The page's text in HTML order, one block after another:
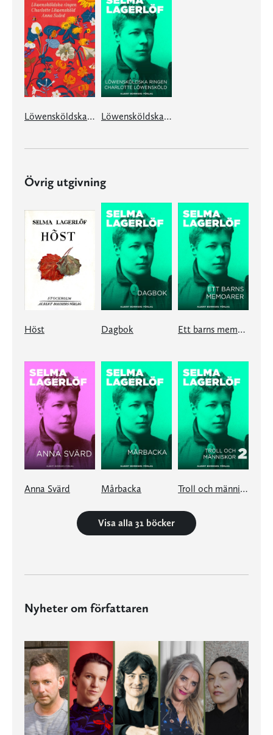
Löwensköldska ringen ; Charlotte Löwensköld ; Anna Svärd Löwensköldska ringen ; Charlotte Löwensköld
Övrig utgivning
Höst Dagbok Ett barns memoarer
Anna Svärd Mårbacka Troll och människor II
Visa alla 31 böcker
Nyheter om författaren